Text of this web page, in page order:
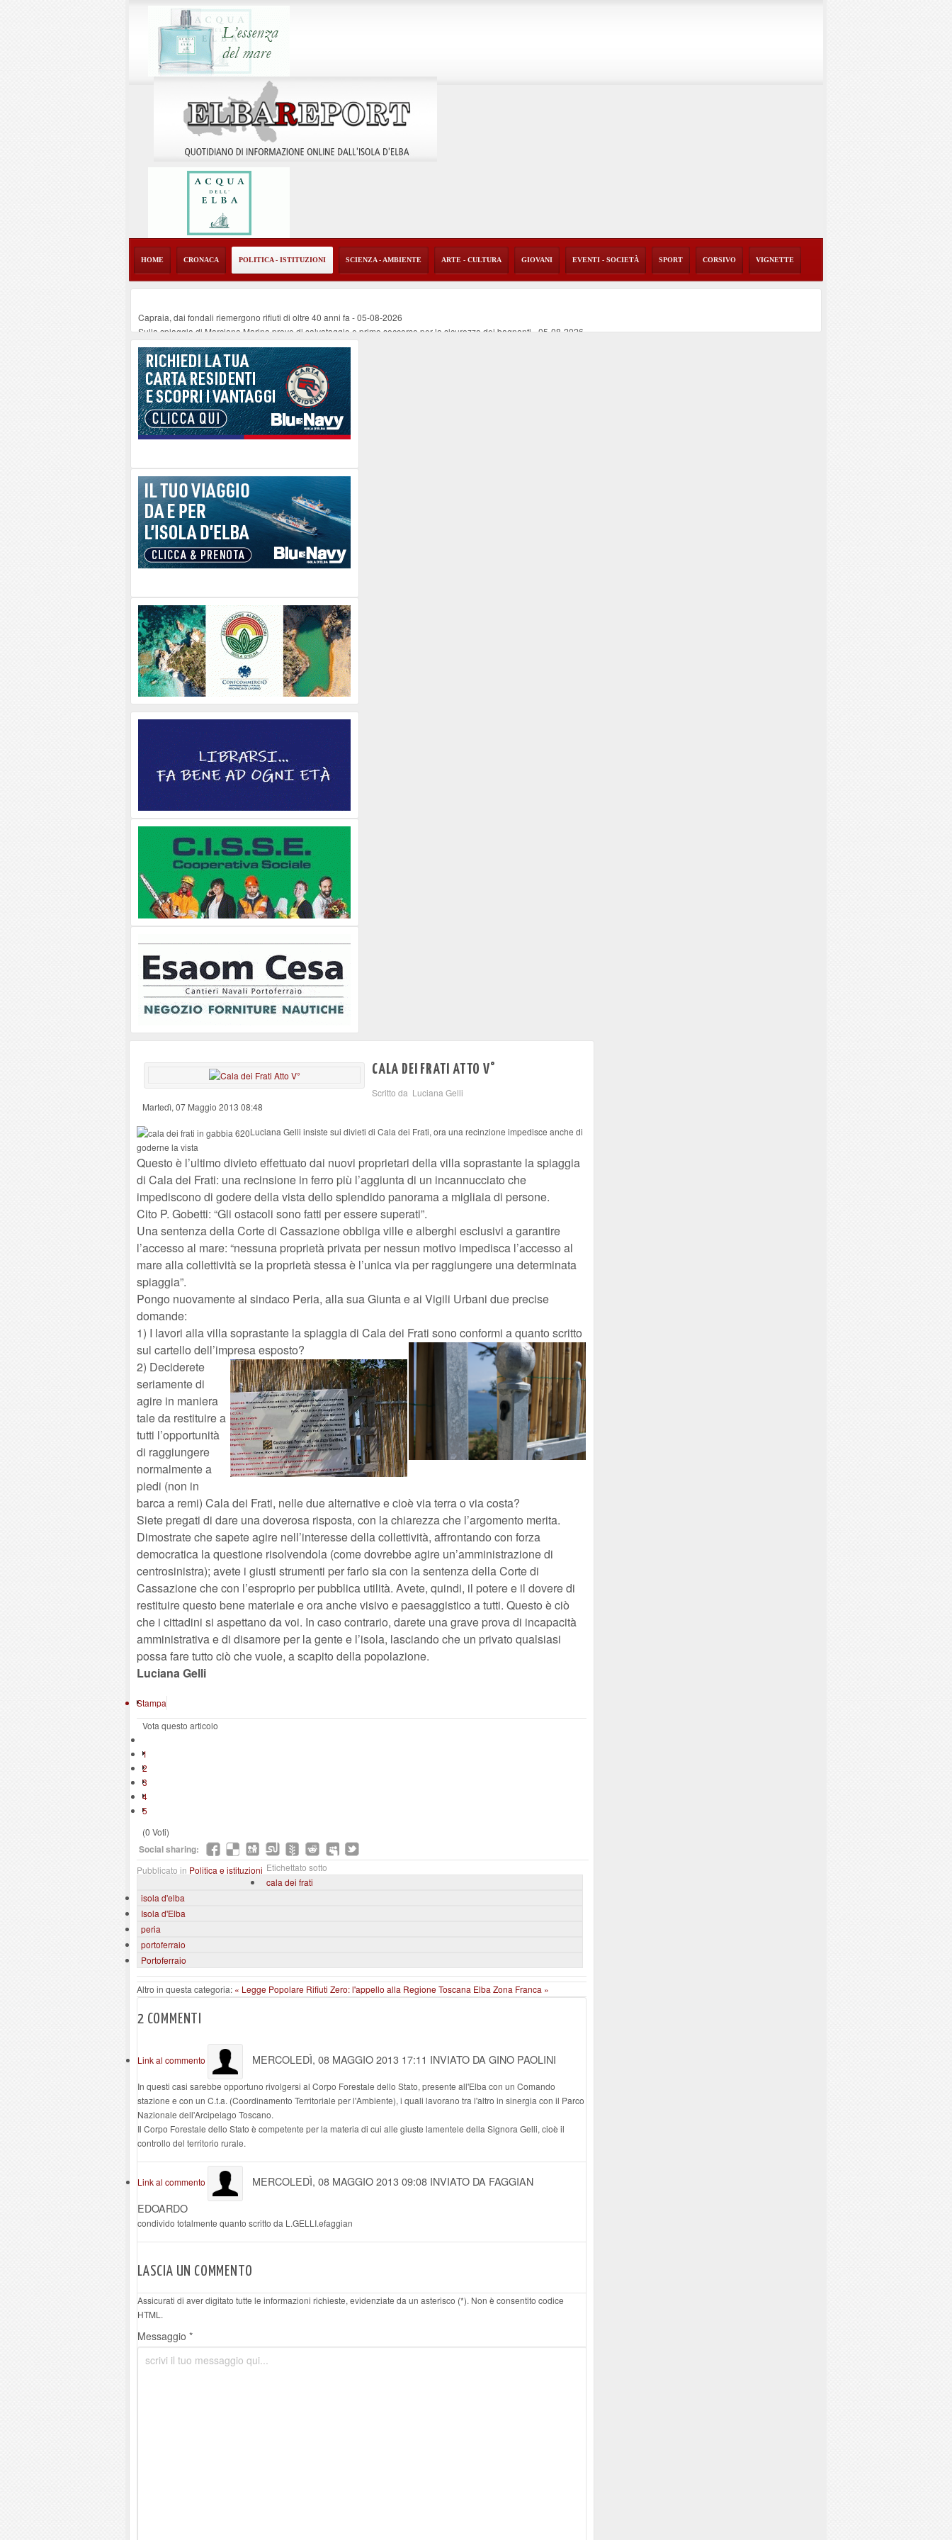
HOME CRONACA POLITICA - ISTITUZIONI SCIENZA - AMBIENTE ARTE - CULTURA GIOVANI EVENTI - SOCIETÀ SPORT CORSIVO VIGNETTE
Capraia, dai fondali riemergono rifiuti di oltre 40 anni fa -05-08-2026
Sulla spiaggia di Marciana Marina prove di salvataggio e primo soccorso per la sicurezza dei bagnanti-05-08-2026
Rotta Elba–Bali: il viaggio impossibile di Moira Lena Tassi approda al Museo Bolano
Il 9 e 11 agosto, due passeggiate alla scoperta di chiese, santi, antichi vigneti e mulini
Danilo Casali, marinaio decorato dell’Elba e la straordinaria traversata con la nave “Pietro Orseolo”
CALA DEI FRATI ATTO V°
Scritto da Luciana Gelli
Martedì, 07 Maggio 2013 08:48
Luciana Gelli insiste sui divieti di Cala dei Frati, ora una recinzione impedisce anche di
goderne la vista
Questo è l’ultimo divieto effettuato dai nuovi proprietari della villa soprastante la spiaggia
di Cala dei Frati: una recinsione in ferro più l’aggiunta di un incannucciato che
impediscono di godere della vista dello splendido panorama a migliaia di persone.
Cito P. Gobetti: “Gli ostacoli sono fatti per essere superati”.
Una sentenza della Corte di Cassazione obbliga ville e alberghi esclusivi a garantire
l’accesso al mare: “nessuna proprietà privata per nessun motivo impedisca l’accesso al
mare alla collettività se la proprietà stessa è l’unica via per raggiungere una determinata
spiaggia”.
Pongo nuovamente al sindaco Peria, alla sua Giunta e ai Vigili Urbani due precise
domande:
1) I lavori alla villa soprastante la spiaggia di Cala dei Frati sono conformi a quanto scritto
sul cartello dell’impresa esposto?
2) Deciderete
seriamente di
agire in maniera
tale da restituire a
tutti l’opportunità
di raggiungere
normalmente a
piedi (non in
barca a remi) Cala dei Frati, nelle due alternative e cioè via terra o via costa?
Siete pregati di dare una doverosa risposta, con la chiarezza che l’argomento merita.
Dimostrate che sapete agire nell’interesse della collettività, affrontando con forza
democratica la questione risolvendola (come dovrebbe agire un’amministrazione di
centrosinistra); avete i giusti strumenti per farlo sia con la sentenza della Corte di
Cassazione che con l’esproprio per pubblica utilità. Avete, quindi, il potere e il dovere di
restituire questo bene materiale e ora anche visivo e paesaggistico a tutti. Questo è ciò
che i cittadini si aspettano da voi. In caso contrario, darete una grave prova di incapacità
amministrativa e di disamore per la gente e l’isola, lasciando che un privato qualsiasi
possa fare tutto ciò che vuole, a scapito della popolazione.
Luciana Gelli
Stampa
Vota questo articolo
1
2
3
4
5
(0 Voti)
Social sharing:
Pubblicato in Politica e istituzioni Etichettato sotto
cala dei frati
isola d'elba
Isola d'Elba
peria
portoferraio
Portoferraio
Altro in questa categoria: « Legge Popolare Rifiuti Zero: l'appello alla Regione Toscana Elba Zona Franca »
2 COMMENTI
Link al commento MERCOLEDÌ, 08 MAGGIO 2013 17:11 INVIATO DA GINO PAOLINI
In questi casi sarebbe opportuno rivolgersi al Corpo Forestale dello Stato, presente all'Elba con un Comando
stazione e con un C.t.a. (Coordinamento Territoriale per l'Ambiente), i quali lavorano tra l'altro in sinergia con il Parco
Nazionale dell'Arcipelago Toscano.
Il Corpo Forestale dello Stato è competente per la materia di cui alle giuste lamentele della Signora Gelli, cioè il
controllo del territorio rurale.
Link al commento MERCOLEDÌ, 08 MAGGIO 2013 09:08 INVIATO DA FAGGIAN
EDOARDO
condivido totalmente quanto scritto da L.GELLI.efaggian
LASCIA UN COMMENTO
Assicurati di aver digitato tutte le informazioni richieste, evidenziate da un asterisco (*). Non è consentito codice
HTML.
Messaggio *